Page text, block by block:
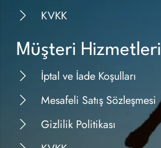
KVKK
Müşteri Hizmetleri
İptal ve İade Koşulları
Mesafeli Satış Sözleşmesi
Gizlilik Politikası